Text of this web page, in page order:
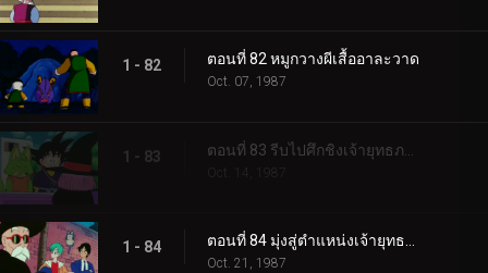
1 - 82 ตอนที่ 82 หมูกวางผีเสื้ออาละวาด
Oct. 07, 1987
1 - 83
Oct. 14, 1987
1 - 84 ตอนที่ 84 มุ่งสู่ตำแหน่งเจ้ายุทธภพ
Oct. 21, 1987